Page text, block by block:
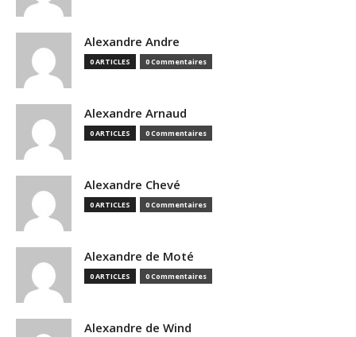
Alexandre Andre
0 ARTICLES 0 Commentaires
Alexandre Arnaud
0 ARTICLES 0 Commentaires
Alexandre Chevé
0 ARTICLES 0 Commentaires
Alexandre de Moté
0 ARTICLES 0 Commentaires
Alexandre de Wind